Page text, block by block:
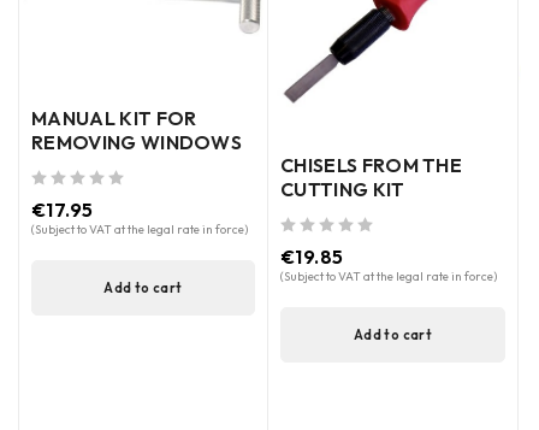
MANUAL KIT FOR
REMOVING WINDOWS
€17.95
(Subject to VAT at the legal rate in force)
Add to cart
CHISELS FROM THE
CUTTING KIT
€19.85
(Subject to VAT at the legal rate in force)
Add to cart